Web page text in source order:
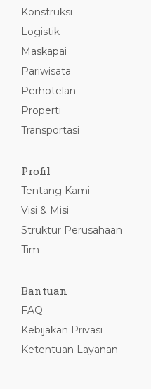
Konstruksi
Logistik
Maskapai
Pariwisata
Perhotelan
Properti
Transportasi
Profil
Tentang Kami
Visi & Misi
Struktur Perusahaan
Tim
Bantuan
FAQ
Kebijakan Privasi
Ketentuan Layanan